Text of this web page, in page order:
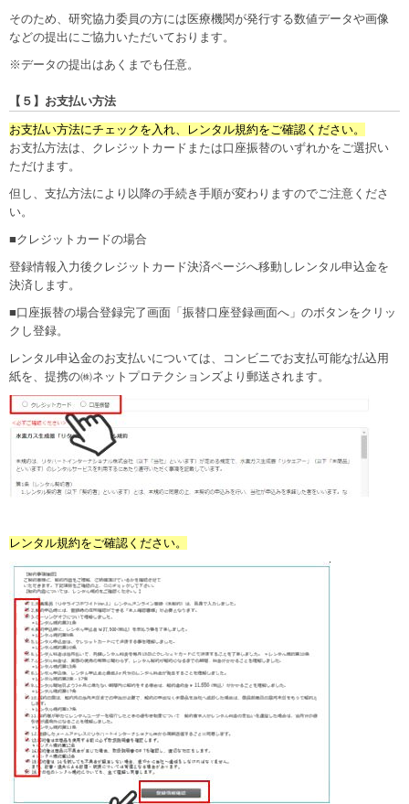
そのため、研究協力委員の方には医療機関が発行する数値データや画像
などの提出にご協力いただいております。
※データの提出はあくまでも任意。
【５】お支払い方法
お支払い方法にチェックを入れ、レンタル規約をご確認ください。
お支払方法は、クレジットカードまたは口座振替のいずれかをご選択い
ただけます。
但し、支払方法により以降の手続き手順が変わりますのでご注意くださ
い。
■クレジットカードの場合
登録情報入力後クレジットカード決済ページへ移動しレンタル申込金を
決済します。
■口座振替の場合登録完了画面「振替口座登録画面へ」のボタンをクリッ
クし登録。
レンタル申込金のお支払いについては、コンビニでお支払可能な払込用
紙を、提携の㈱ネットプロテクションズより郵送されます。
レンタル規約をご確認ください。